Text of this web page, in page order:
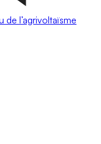
de l’agrivoltaïsme